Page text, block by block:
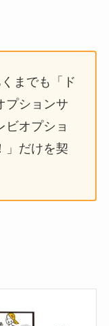
までも「ド
プションサ
ビオプショ
」だけを契